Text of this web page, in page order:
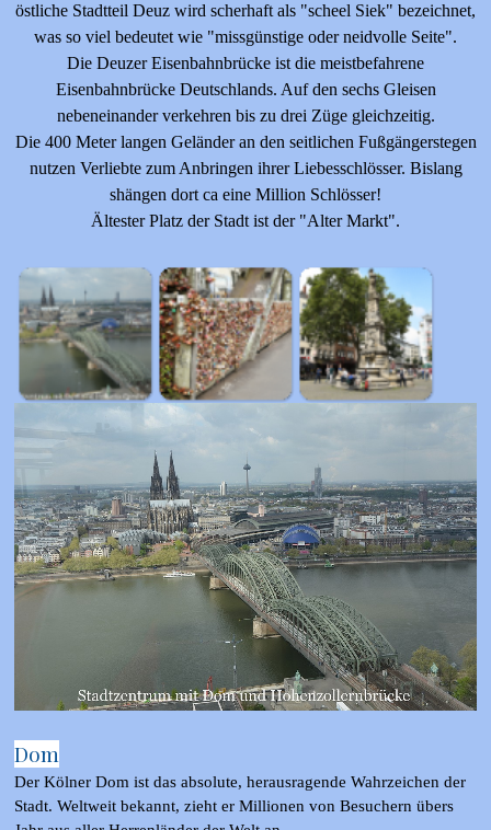
östliche Stadtteil Deuz wird scherhaft als "scheel Siek" bezeichnet,
was so viel bedeutet wie "missgünstige oder neidvolle Seite".
Die Deuzer Eisenbahnbrücke ist die meistbefahrene
Eisenbahnbrücke Deutschlands. Auf den sechs Gleisen
nebeneinander verkehren bis zu drei Züge gleichzeitig.
Die 400 Meter langen Geländer an den seitlichen Fußgängerstegen
nutzen Verliebte zum Anbringen ihrer Liebesschlösser. Bislang
shängen dort ca eine Million Schlösser!
Ältester Platz der Stadt ist der "Alter Markt".
Dom
Der Kölner Dom ist das absolute, herausragende Wahrzeichen der
Stadt. Weltweit bekannt, zieht er Millionen von Besuchern übers